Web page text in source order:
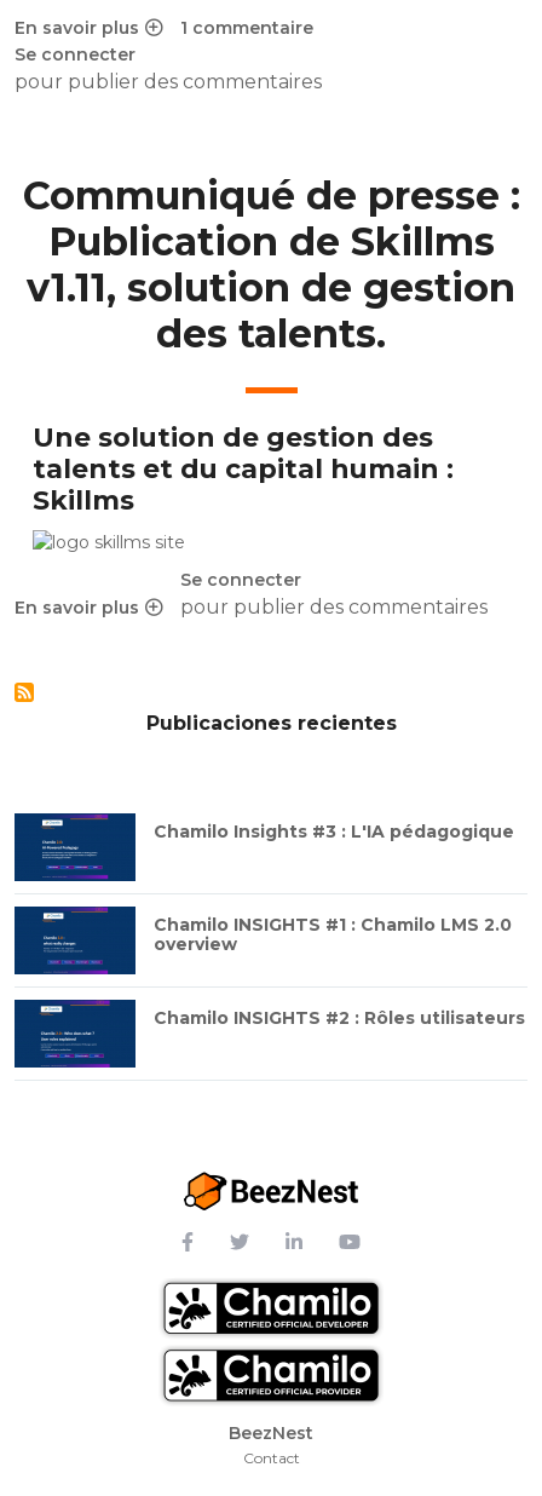
En savoir plus
sur Skillms, le maestro de la gestion des talents
1 commentaire
Se connecter
pour publier des commentaires
Communiqué de presse :
Publication de Skillms
v1.11, solution de gestion
des talents.
En savoir plus
sur Communiqué de presse : Publication de Skillms v1.11,
Se connecter
pour publier des commentaires
Une solution de gestion des
talents et du capital humain :
Skillms
Publicaciones recientes
Chamilo Insights #3 : L'IA pédagogique
Chamilo INSIGHTS #1 : Chamilo LMS 2.0
overview
Chamilo INSIGHTS #2 : Rôles utilisateurs
Footer Menu
BeezNest
Contact